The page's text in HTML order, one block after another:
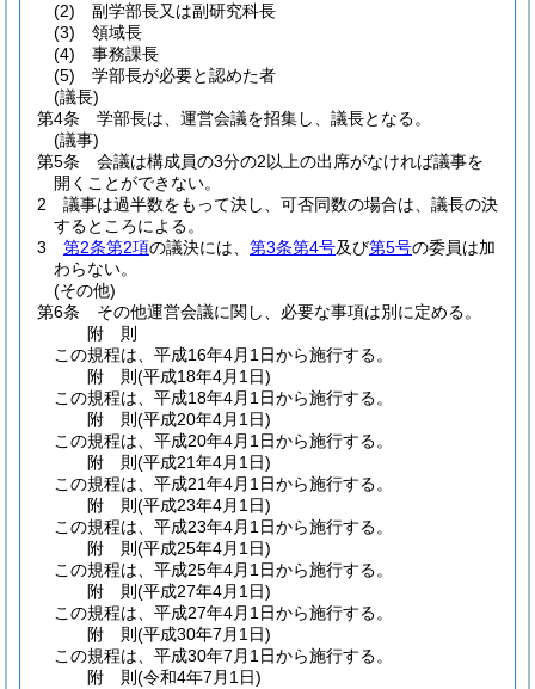
(2)
副学部長又は副研究科長
(3)
領域長
(4)
事務課長
(5)
学部長が必要と認めた者
(議長)
第4条
学部長は、運営会議を招集し、議長となる。
(議事)
第5条
会議は構成員の3分の2以上の出席がなければ議事を
開くことができない。
2
議事は過半数をもって決し、可否同数の場合は、議長の決
するところによる。
3
第2条第2項の議決には、 第3条第4号及び第5号の委員は加
わらない。
(その他)
第6条
その他運営会議に関し、必要な事項は別に定める。
附 則
この規程は、平成16年4月1日から施行する。
附 則(平成18年4月1日)
この規程は、平成18年4月1日から施行する。
附 則(平成20年4月1日)
この規程は、平成20年4月1日から施行する。
附 則(平成21年4月1日)
この規程は、平成21年4月1日から施行する。
附 則(平成23年4月1日)
この規程は、平成23年4月1日から施行する。
附 則(平成25年4月1日)
この規程は、平成25年4月1日から施行する。
附 則(平成27年4月1日)
この規程は、平成27年4月1日から施行する。
附 則(平成30年7月1日)
この規程は、平成30年7月1日から施行する。
附 則(令和4年7月1日)